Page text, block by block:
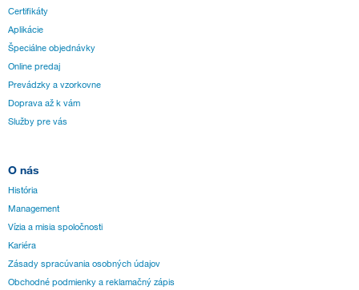
Certifikáty
Aplikácie
Špeciálne objednávky
Online predaj
Prevádzky a vzorkovne
Doprava až k vám
Služby pre vás
O nás
História
Management
Vízia a misia spoločnosti
Kariéra
Zásady spracúvania osobných údajov
Obchodné podmienky a reklamačný zápis